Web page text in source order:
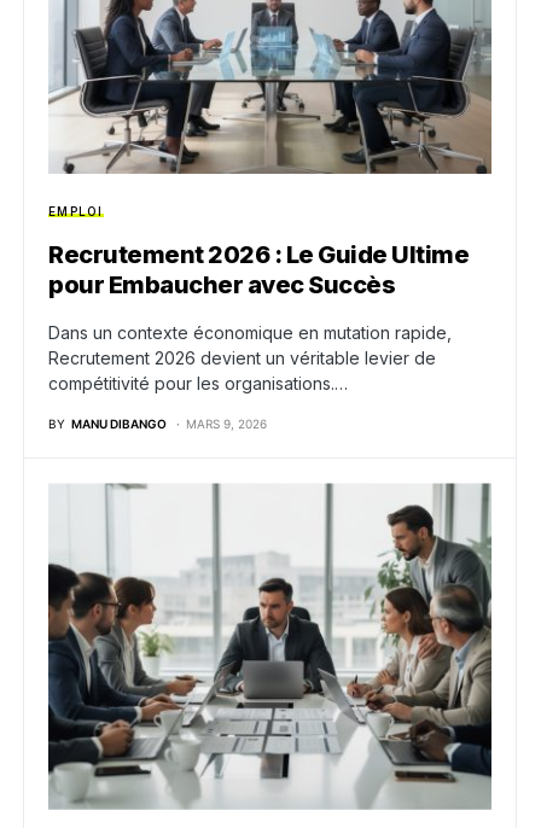
EMPLOI
Recrutement 2026 : Le Guide Ultime
pour Embaucher avec Succès
Dans un contexte économique en mutation rapide,
Recrutement 2026 devient un véritable levier de
compétitivité pour les organisations.…
BY MANU DIBANGO MARS 9, 2026